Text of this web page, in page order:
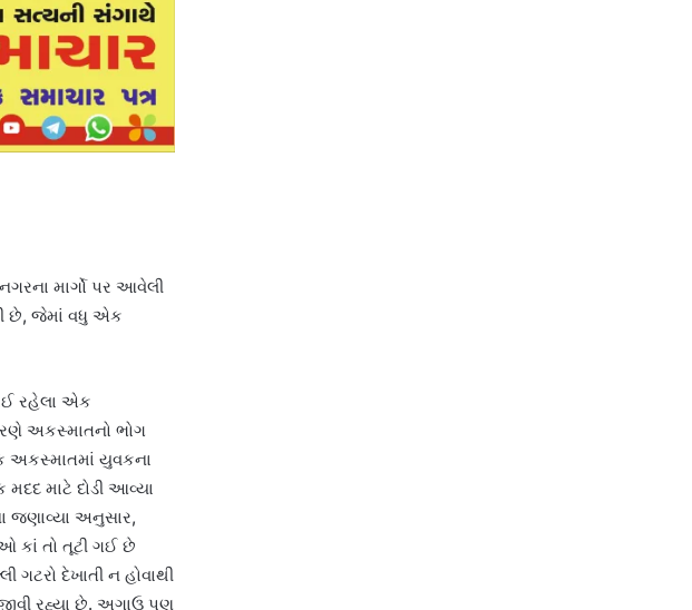
માર્ગો પર આવેલી
છે, જેમાં વધુ એક
રહેલા એક
અકસ્માતનો ભોગ
અકસ્માતમાં યુવકના
માટે દોડી આવ્યા
જણાવ્યા અનુસાર,
કાં તો તૂટી ગઈ છે
ગટરો દેખાતી ન હોવાથી
રહ્યા છે. અગાઉ પણ